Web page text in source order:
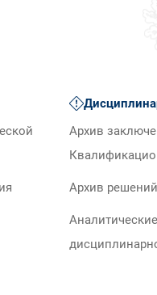
Архив
Архив